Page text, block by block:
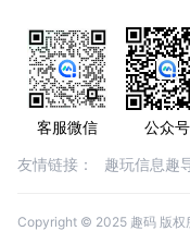
客服微信 公众号
友情链接： 趣玩信息趣
Copyright © 2025 趣码 版权